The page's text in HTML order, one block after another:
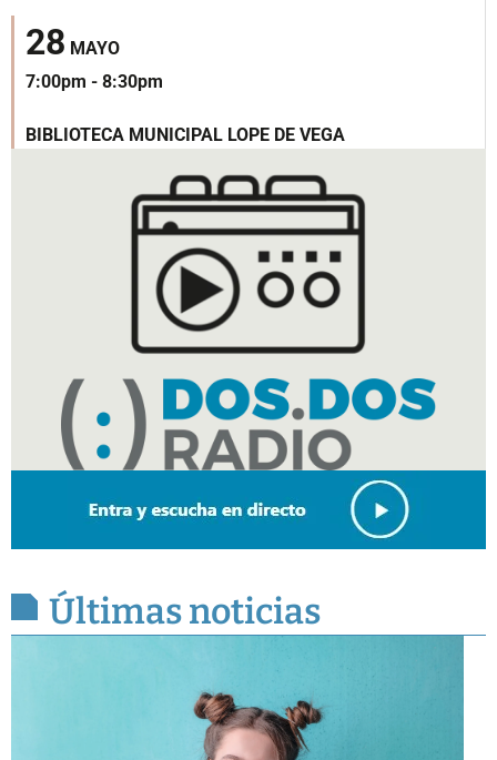
28 MAYO
7:00pm - 8:30pm
BIBLIOTECA MUNICIPAL LOPE DE VEGA
Últimas noticias